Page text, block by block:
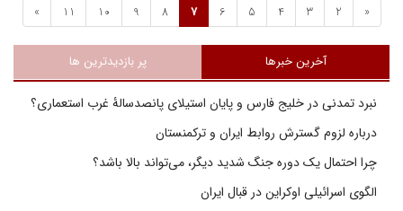
«
2
3
4
5
6
7
8
9
10
11
»
آخرین خبرها پر بازدیدترین ها
نبرد تمدنی در خلیج فارس و پایان استیلای پانصدسالۀ غرب استعماری؟
درباره لزوم گسترش روابط ایران و ترکمنستان
چرا احتمال یک دوره جنگ شدید دیگر، می‌تواند بالا باشد؟
الگوی اسرائیلی اوکراین در قبال ایران